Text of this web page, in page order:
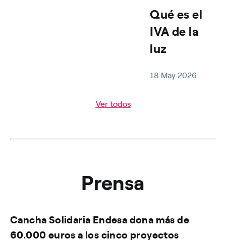
Qué es el
IVA de la
luz
18 May 2026
Ver todos
Prensa
Cancha Solidaria Endesa dona más de
60.000 euros a los cinco proyectos